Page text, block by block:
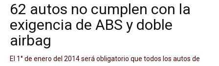
62 autos no cumplen con la
exigencia de ABS y doble
airbag
El 1° de enero del 2014 será obligatorio que todos los autos de